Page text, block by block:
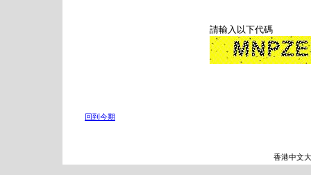
請輸入以下代碼
回到今期
香港中文